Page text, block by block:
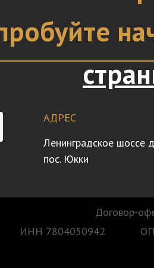
АДРЕС
Ленинградское шоссе
пос. Юкки
Договор-
ИНН 7804050942